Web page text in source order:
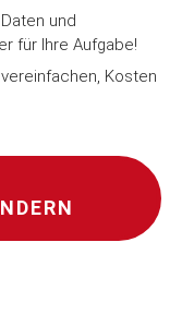
und
für Ihre Aufgabe!
Kosten